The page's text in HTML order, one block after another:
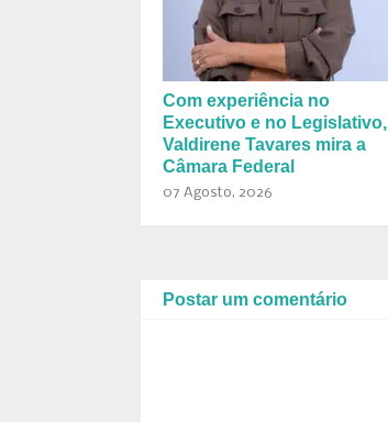
Com experiência no
Executivo e no Legislativo,
Valdirene Tavares mira a
Câmara Federal
07 Agosto, 2026
Postar um comentário